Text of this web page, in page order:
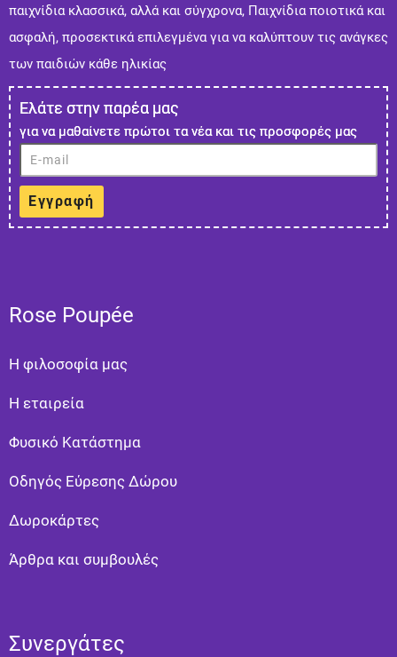
παιχνίδια κλασσικά, αλλά και σύγχρονα, Παιχνίδια ποιοτικά και
ασφαλή, προσεκτικά επιλεγμένα για να καλύπτουν τις ανάγκες
των παιδιών κάθε ηλικίας
Ελάτε στην παρέα μας
για να μαθαίνετε πρώτοι τα νέα και τις προσφορές μας
Εγγραφή
Rose Poupée
Η φιλοσοφία μας
Η εταιρεία
Φυσικό Κατάστημα
Οδηγός Εύρεσης Δώρου
Δωροκάρτες
Άρθρα και συμβουλές
Συνεργάτες